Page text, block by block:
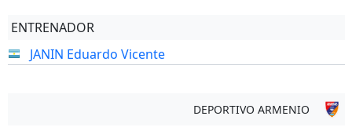
ENTRENADOR
JANIN Eduardo Vicente
DEPORTIVO ARMENIO